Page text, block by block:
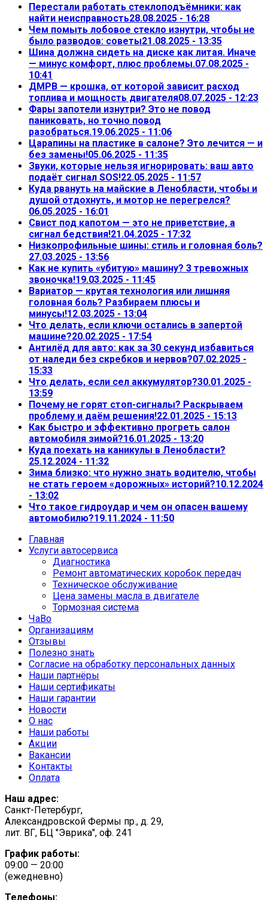
Перестали работать стеклоподъёмники: как
найти неисправность28.08.2025 - 16:28
Чем помыть лобовое стекло изнутри, чтобы не
было разводов: советы21.08.2025 - 13:35
Шина должна сидеть на диске как литая. Иначе
— минус комфорт, плюс проблемы.07.08.2025 -
10:41
ДМРВ — крошка, от которой зависит расход
топлива и мощность двигателя08.07.2025 - 12:23
Фары запотели изнутри? Это не повод
паниковать, но точно повод
разобраться.19.06.2025 - 11:06
Царапины на пластике в салоне? Это лечится — и
без замены!05.06.2025 - 11:35
Звуки, которые нельзя игнорировать: ваш авто
подаёт сигнал SOS!22.05.2025 - 11:57
Куда рвануть на майские в Ленобласти, чтобы и
душой отдохнуть, и мотор не перегрелся?
06.05.2025 - 16:01
Свист под капотом — это не приветствие, а
сигнал бедствия!21.04.2025 - 17:32
Низкопрофильные шины: стиль и головная боль?
27.03.2025 - 13:56
Как не купить «убитую» машину? 3 тревожных
звоночка!19.03.2025 - 11:45
Вариатор — крутая технология или лишняя
головная боль? Разбираем плюсы и
минусы!12.03.2025 - 13:04
Что делать, если ключи остались в запертой
машине?20.02.2025 - 17:54
Антилёд для авто: как за 30 секунд избавиться
от наледи без скребков и нервов?07.02.2025 -
15:33
Что делать, если сел аккумулятор?30.01.2025 -
13:59
Почему не горят стоп-сигналы? Раскрываем
проблему и даём решения!22.01.2025 - 15:13
Как быстро и эффективно прогреть салон
автомобиля зимой?16.01.2025 - 13:20
Куда поехать на каникулы в Ленобласти?
25.12.2024 - 11:32
Зима близко: что нужно знать водителю, чтобы
не стать героем «дорожных» историй?10.12.2024
- 13:02
Что такое гидроудар и чем он опасен вашему
автомобилю?19.11.2024 - 11:50
Главная
Услуги автосервиса
Диагностика
Ремонт автоматических коробок передач
Техническое обслуживание
Цена замены масла в двигателе
Тормозная система
ЧаВо
Организациям
Отзывы
Полезно знать
Согласие на обработку персональных данных
Наши партнёры
Наши сертификаты
Наши гарантии
Новости
О нас
Наши работы
Акции
Вакансии
Контакты
Оплата
Наш адрес:
Санкт-Петербург,
Александровской Фермы пр., д. 29,
лит. ВГ, БЦ "Эврика", оф. 241
График работы:
09:00 — 20:00
(ежедневно)
Телефоны: